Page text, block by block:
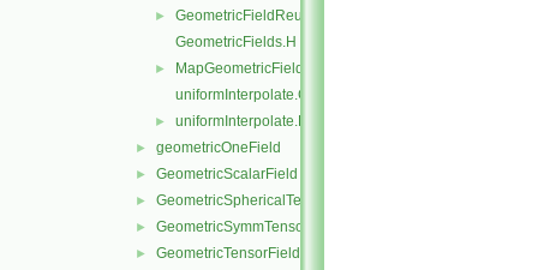
►
GeometricFieldReuseFunctions.H
GeometricFields.H
►
MapGeometricFields.H
uniformInterpolate.C
► uniformInterpolate.H
► geometricOneField
► GeometricScalarField
► GeometricSphericalTensorField
► GeometricSymmTensorField
► GeometricTensorField